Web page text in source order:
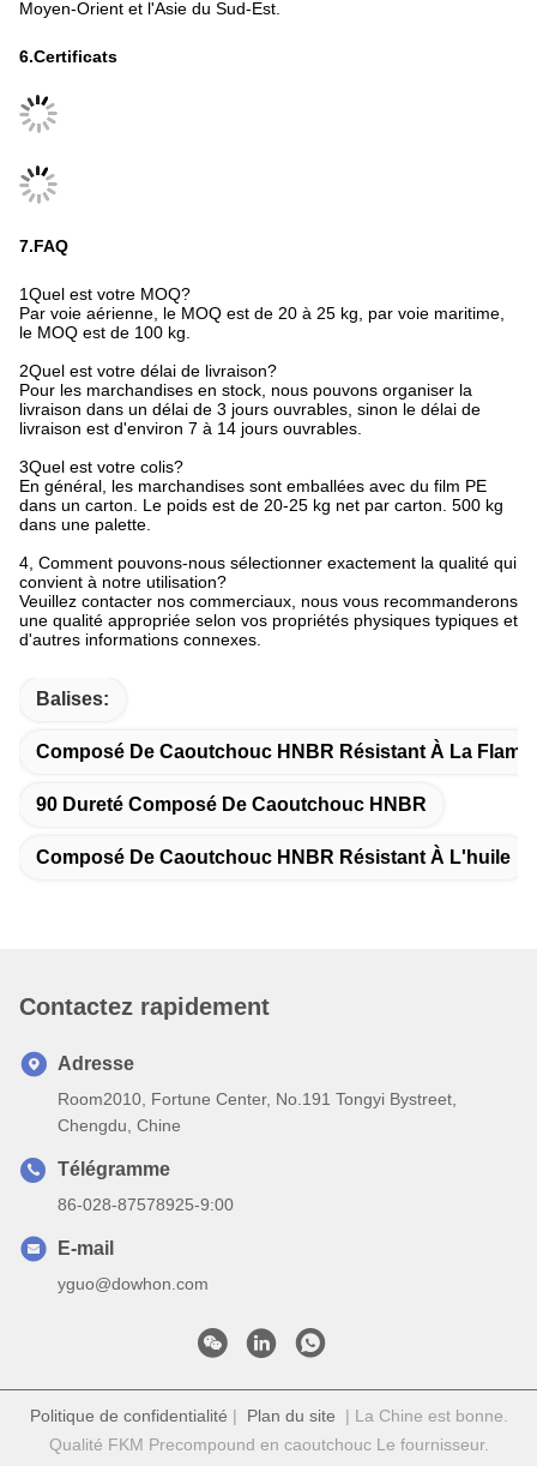
Par voie aérienne, le MOQ est de 20 à 25 kg, par voie maritime,
le MOQ est de 100 kg.
Pour les marchandises en stock, nous pouvons organiser la
livraison dans un délai de 3 jours ouvrables, sinon le délai de
livraison est d'environ 7 à 14 jours ouvrables.
En général, les marchandises sont emballées avec du film PE
dans un carton. Le poids est de 20-25 kg net par carton. 500 kg
dans une palette.
convient à notre utilisation?
Veuillez contacter nos commerciaux, nous vous recommanderons
une qualité appropriée selon vos propriétés physiques typiques et
d'autres informations connexes.
Chengdu, Chine
86-028-87578925-9:00
Politique de confidentialité|Plan du site| La Chine est bonne.
Qualité FKM Precompound en caoutchouc Le fournisseur.
2022-2026 Sichuan Dowhon International Co., Ltd. Tout. Les